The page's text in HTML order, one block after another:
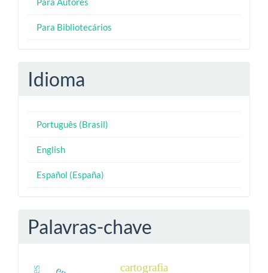
Para Bibliotecários
Idioma
Português (Brasil)
English
Español (España)
Palavras-chave
cartografia